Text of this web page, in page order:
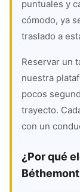
puntuales y
cómodo, ya
traslado a
Reservar un
nuestra
pocos
trayecto.
con un
¿Por qué